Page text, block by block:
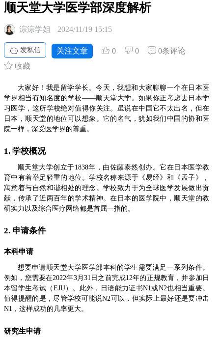
顺天堂大学医学部深度解析
淙淙学姐 2024/11/19 15:15
发私信 关注文章 0 0
0条评论
收藏
大家好！我是留学学长。今天，我想和大家聊聊一个在日本医
学界相当有知名度的学校——顺天堂大学。如果你正考虑去日本学
习医学，这所学校绝对值得你关注。虽说在中国它不太出名，但在
日本，顺天堂的地位可以想象。它的名气，犹如我们中国的协和医
院一样，深受医学界的尊重。
1. 学校概况
顺天堂大学创立于1838年，由佐藤泰然创办。它在日本医学教
育中有着举足轻重的地位。学校名称来源于《易经》和《孟子》，
寓意着与自然和谐相处的理念。学校致力于为全球医学发展做出贡
献，传承了近两百年的学术精神。在日本的医学院中，顺天堂的教
研实力以及综合医疗网络都是首屈一指的。
2. 申请条件
本科申请
想要申请顺天堂大学医学部本科的学生需要满足一系列条件。
例如，您需要在2022年3月31日之前完成12年的正规教育，并参加日
本留学生考试（EJU）。此外，日语能力证书N1或N2也相当重要。
值得提醒的是，尽管学校可能说N2可以，但实际上最好还是要冲击
N1，这样成功的几率更大。
研究生申请